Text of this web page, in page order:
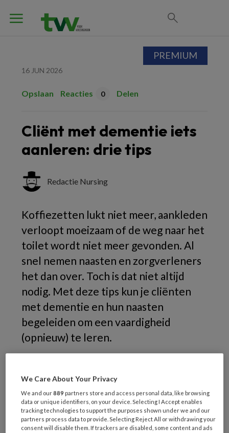
16 JUN 2026
Opslaan Reacties 0 Delen
Cliënt met dementie iets
aanleren: drie tips
Redactie Nursing
Koffiezetten lukt niet meer, aankleden
verloopt moeizaam of de weg naar het
toilet wordt niet meer gevonden. Al
snel nemen naasten en zorgverleners
het dan over. Toch is dat niet altijd
nodig. Met deze tips kun je cliënten
met dementie en hun naasten
begeleiden om een vaardigheid
(opnieuw) te leren.
PREMIUM
We Care About Your Privacy
We and our889 partners store and access personal data, like browsing
data or unique identifiers, on your device. Selecting I Accept enables
tracking technologies to support the purposes shown under we and our
partners process data to provide. Selecting Reject All or withdrawing your
consent will disable them. If trackers are disabled, some content and ads